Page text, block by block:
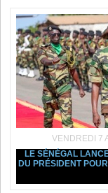
VENDREDI 7
LE SÉNÉGAL
DU PRÉSIDENT